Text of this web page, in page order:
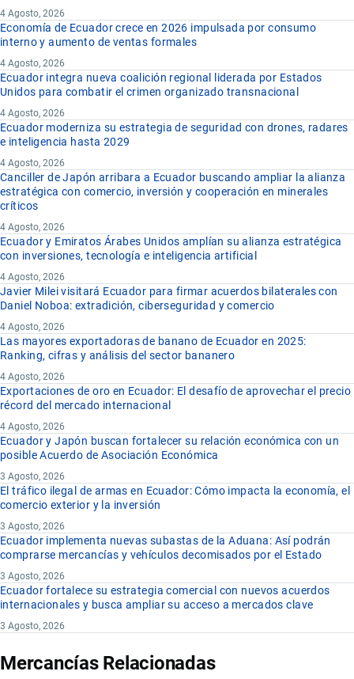
4 Agosto, 2026
Economía de Ecuador crece en 2026 impulsada por consumo
interno y aumento de ventas formales
4 Agosto, 2026
Ecuador integra nueva coalición regional liderada por Estados
Unidos para combatir el crimen organizado transnacional
4 Agosto, 2026
Ecuador moderniza su estrategia de seguridad con drones, radares
e inteligencia hasta 2029
4 Agosto, 2026
Canciller de Japón arribara a Ecuador buscando ampliar la alianza
estratégica con comercio, inversión y cooperación en minerales
críticos
4 Agosto, 2026
Ecuador y Emiratos Árabes Unidos amplían su alianza estratégica
con inversiones, tecnología e inteligencia artificial
4 Agosto, 2026
Javier Milei visitará Ecuador para firmar acuerdos bilaterales con
Daniel Noboa: extradición, ciberseguridad y comercio
4 Agosto, 2026
Las mayores exportadoras de banano de Ecuador en 2025:
Ranking, cifras y análisis del sector bananero
4 Agosto, 2026
Exportaciones de oro en Ecuador: El desafío de aprovechar el precio
récord del mercado internacional
4 Agosto, 2026
Ecuador y Japón buscan fortalecer su relación económica con un
posible Acuerdo de Asociación Económica
3 Agosto, 2026
El tráfico ilegal de armas en Ecuador: Cómo impacta la economía, el
comercio exterior y la inversión
3 Agosto, 2026
Ecuador implementa nuevas subastas de la Aduana: Así podrán
comprarse mercancías y vehículos decomisados por el Estado
3 Agosto, 2026
Ecuador fortalece su estrategia comercial con nuevos acuerdos
internacionales y busca ampliar su acceso a mercados clave
3 Agosto, 2026
Mercancías Relacionadas